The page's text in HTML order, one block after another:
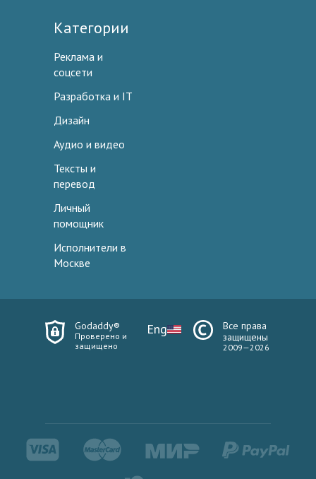
Категории
Реклама и
соцсети
Разработка и IT
Дизайн
Аудио и видео
Тексты и
перевод
Личный
помощник
Исполнители в
Москве
Godaddy®
Проверено и
защищено
Eng
Все права
защищены
2009—2026